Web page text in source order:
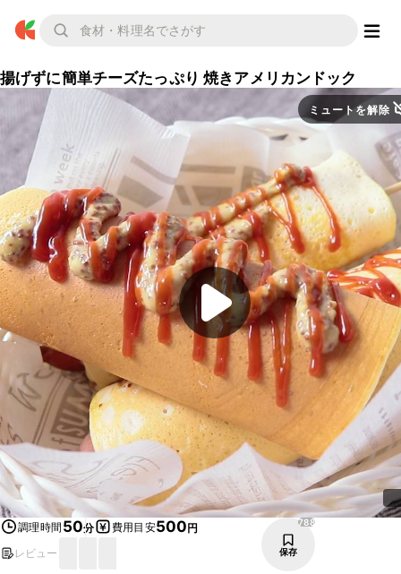
揚げずに簡単チーズたっぷり 焼きアメリカンドック
ミュートを解除
調理時間 50分 費用目安500円
レビュー
788
保存